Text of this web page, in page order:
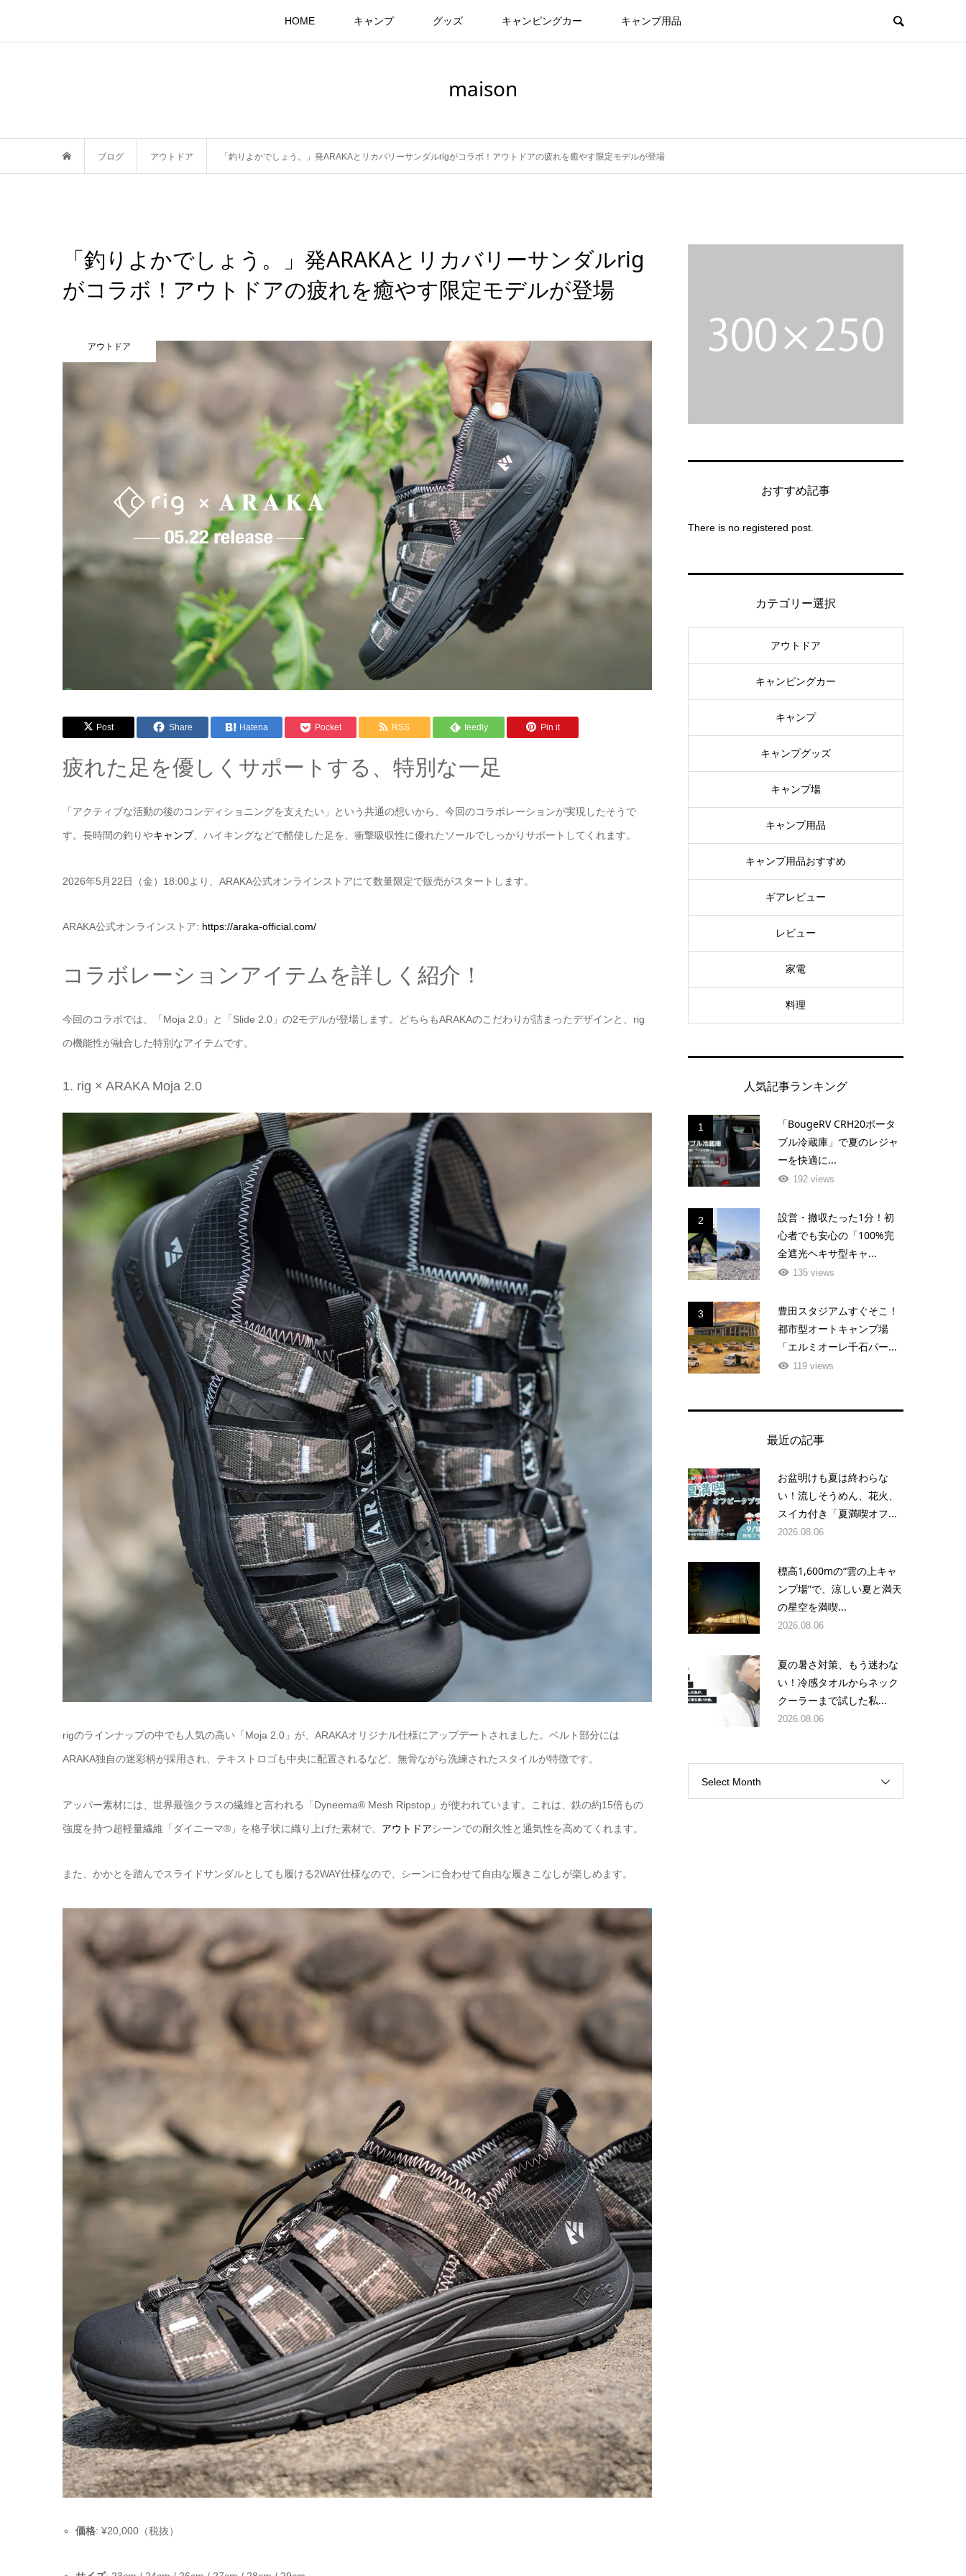
HOME キャンプ グッズ キャンピングカー キャンプ用品
maison
ブログ アウトドア 「釣りよかでしょう。」発ARAKAとリカバリーサンダルrigがコラボ！アウトドアの疲れを癒やす限定モデルが登場
「釣りよかでしょう。」発ARAKAとリカバリーサンダルrig
がコラボ！アウトドアの疲れを癒やす限定モデルが登場
アウトドア
Post Share Hatena Pocket RSS feedly Pin it
疲れた足を優しくサポートする、特別な一足
「アクティブな活動の後のコンディショニングを支えたい」という共通の想いから、今回のコラボレーションが実現したそうで
す。長時間の釣りやキャンプ、ハイキングなどで酷使した足を、衝撃吸収性に優れたソールでしっかりサポートしてくれます。
2026年5月22日（金）18:00より、ARAKA公式オンラインストアにて数量限定で販売がスタートします。
ARAKA公式オンラインストア: https://araka-official.com/
コラボレーションアイテムを詳しく紹介！
今回のコラボでは、「Moja 2.0」と「Slide 2.0」の2モデルが登場します。どちらもARAKAのこだわりが詰まったデザインと、rig
の機能性が融合した特別なアイテムです。
1. rig × ARAKA Moja 2.0
rigのラインナップの中でも人気の高い「Moja 2.0」が、ARAKAオリジナル仕様にアップデートされました。ベルト部分には
ARAKA独自の迷彩柄が採用され、テキストロゴも中央に配置されるなど、無骨ながら洗練されたスタイルが特徴です。
アッパー素材には、世界最強クラスの繊維と言われる「Dyneema® Mesh Ripstop」が使われています。これは、鉄の約15倍もの
強度を持つ超軽量繊維「ダイニーマ®」を格子状に織り上げた素材で、 アウトドアシーンでの耐久性と通気性を高めてくれます。
また、かかとを踏んでスライドサンダルとしても履ける2WAY仕様なので、シーンに合わせて自由な履きこなしが楽しめます。
価格: ¥20,000（税抜）
おすすめ記事
There is no registered post.
カテゴリー選択
アウトドア
キャンピングカー
キャンプ
キャンプグッズ
キャンプ場
キャンプ用品
キャンプ用品おすすめ
ギアレビュー
レビュー
家電
料理
人気記事ランキング
1
「BougeRV CRH20ポータ
ブル冷蔵庫」で夏のレジャ
ーを快適に...
192 views
2
設営・撤収たった1分！初
心者でも安心の「100%完
全遮光ヘキサ型キャ...
135 views
3
豊田スタジアムすぐそこ！
都市型オートキャンプ場
「エルミオーレ千石パー...
119 views
最近の記事
お盆明けも夏は終わらな
い！流しそうめん、花火、
スイカ付き「夏満喫オフ...
2026.08.06
標高1,600mの“雲の上キャ
ンプ場”で、涼しい夏と満天
の星空を満喫...
2026.08.06
夏の暑さ対策、もう迷わな
い！冷感タオルからネック
クーラーまで試した私...
2026.08.06
Select Month